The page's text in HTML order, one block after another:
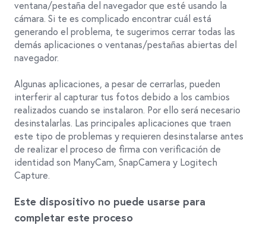
ventana/pestaña del navegador que esté usando la
cámara. Si te es complicado encontrar cuál está
generando el problema, te sugerimos cerrar todas las
demás aplicaciones o ventanas/pestañas abiertas del
navegador.
Algunas aplicaciones, a pesar de cerrarlas, pueden
interferir al capturar tus fotos debido a los cambios
realizados cuando se instalaron. Por ello será necesario
desinstalarlas. Las principales aplicaciones que traen
este tipo de problemas y requieren desinstalarse antes
de realizar el proceso de firma con verificación de
identidad son ManyCam, SnapCamera y Logitech
Capture.
Este dispositivo no puede usarse para
completar este proceso